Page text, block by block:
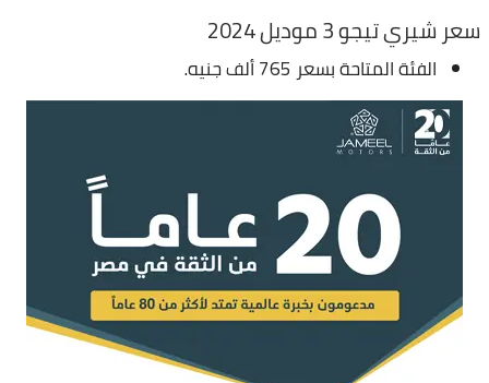
سعر شيري تيجو 3 موديل 2024
الفئة المتاحة بسعر 765 ألف جنيه.